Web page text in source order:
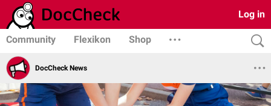
Log in
Community Flexikon Shop
DocCheck News